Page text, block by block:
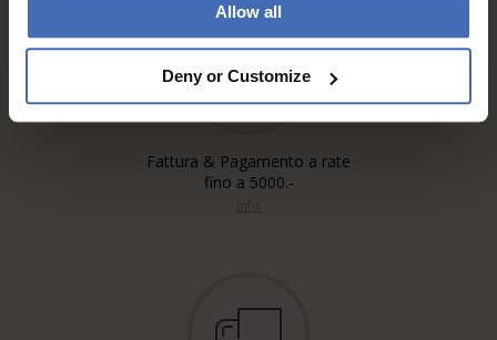
Allow all
Deny or Customize
Fattura & Pagamento a rate
fino a 5000.-